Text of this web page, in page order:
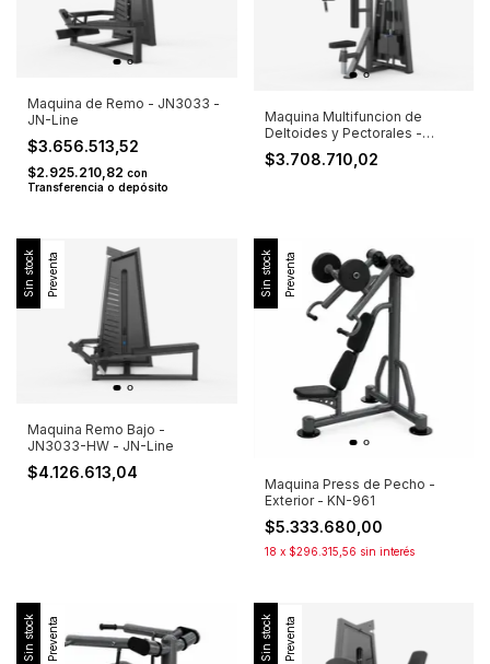
Maquina de Remo - JN3033 -
JN-Line
$3.656.513,52
$2.925.210,82 con
Transferencia o depósito
Maquina Multifuncion de
Deltoides y Pectorales -
JN3007T - JN-Line
$3.708.710,02
Sin stock Preventa
Maquina Remo Bajo -
JN3033-HW - JN-Line
$4.126.613,04
Sin stock Preventa
Maquina Press de Pecho -
Exterior - KN-961
$5.333.680,00
18 x $296.315,56 sin interés
Sin stock Preventa Sin stock Preventa